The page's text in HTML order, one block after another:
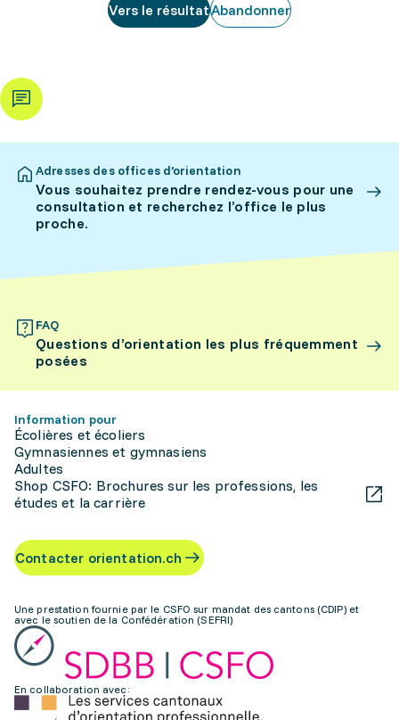
Vers le résultatAbandonner
Adresses des offices d’orientation
Vous souhaitez prendre rendez-vous pour une
consultation et recherchez l’office le plus
proche.
FAQ
Questions d’orientation les plus fréquemment
posées
Information pour
Écolières et écoliers
Gymnasiennes et gymnasiens
Adultes
Shop CSFO: Brochures sur les professions, les
études et la carrière
Contacter orientation.ch
Une prestation fournie par le CSFO sur mandat des cantons (CDIP) et
avec le soutien de la Confédération (SEFRI)
En collaboration avec: